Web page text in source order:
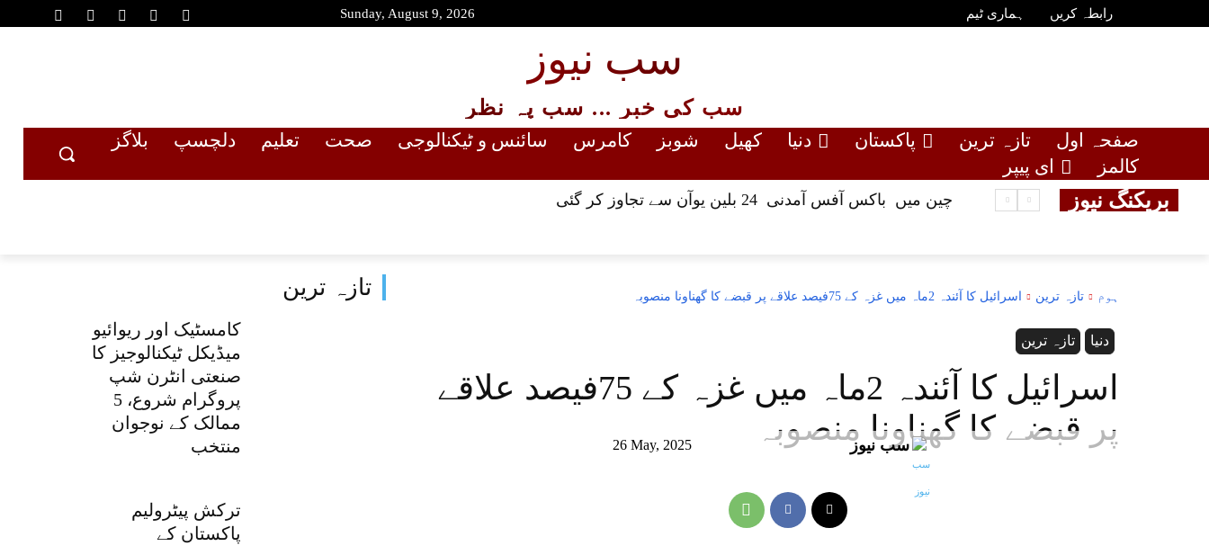
Sunday, August 9, 2026 رابطہ کریں ہماری ٹیم
سب نیوز
سب کی خبر ... سب پہ نظر
صفحہ اول تازہ ترین پاکستان دنیا کھیل شوبز کامرس سائنس و ٹیکنالوجی صحت تعلیم دلچسپ
بلاگز
کالمز
ای پیپر
بریکنگ نیوز چین میں باکس آفس آمدنی 24 بلین یوآن سے تجاوز کر گئی
تازہ ترین
کامسٹیک اور ریوائیو
میڈیکل ٹیکنالوجیز کا
صنعتی انٹرن شپ
پروگرام شروع، 5
ممالک کے نوجوان
منتخب
ترکش پیٹرولیم
پاکستان کے
ہوم تازہ ترین اسرائیل کا آئندہ 2ماہ میں غزہ کے 75فیصد علاقے پر قبضے کا گھناونا منصوبہ
تازہ ترین دنیا
اسرائیل کا آئندہ 2ماہ میں غزہ کے 75فیصد علاقے
پر قبضے کا گھناونا منصوبہ
26 May, 2025 سب نیوز